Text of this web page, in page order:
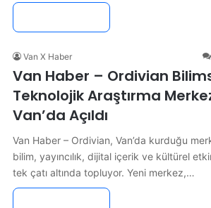
Van X Haber
Van Haber – Ordivian
Teknolojik Araştırma
Van’da Açıldı
Van Haber – Ordivian, Van’da kurduğu
bilim, yayıncılık, dijital içerik ve kültürel
tek çatı altında topluyor. Yeni merkez,…